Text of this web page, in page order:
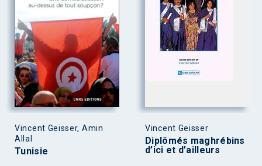
Vincent Geisser, Amin
Allal
Tunisie
Vincent Geisser
Diplômés maghrébins
d’ici et d’ailleurs